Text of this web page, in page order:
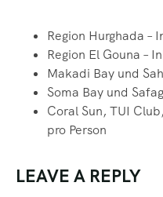
Region Hurghada –
Region El Gouna –
Makadi Bay und
Soma Bay und
Coral Sun, TUI
pro Person
LEAVE A REPLY